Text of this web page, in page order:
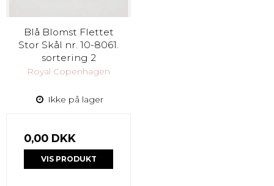
Blå Blomst Flettet
Stor Skål nr. 10-8061.
sortering 2
Royal Copenhagen
Ikke på lager
0,00 DKK
VIS PRODUKT